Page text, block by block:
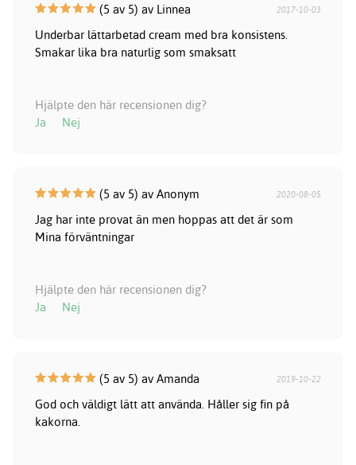
(5 av 5) av Linnea 2017-10-03
Underbar lättarbetad cream med bra konsistens.
Smakar lika bra naturlig som smaksatt
Hjälpte den här recensionen dig?
Ja
Nej
(5 av 5) av Anonym 2020-08-05
Jag har inte provat än men hoppas att det är som
Mina förväntningar
Hjälpte den här recensionen dig?
Ja
Nej
(5 av 5) av Amanda 2019-10-22
God och väldigt lätt att använda. Håller sig fin på
kakorna.